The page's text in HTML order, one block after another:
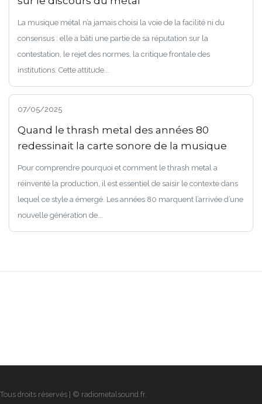
La musique métal n’a jamais choisi la voie de la facilité ni du
consensus : elle a bâti une partie de sa réputation sur la
contestation, le rejet des normes, la critique frontale des
institutions. Cette attitude...
07/05/2025
Quand le thrash metal des années 80
redessinait la carte sonore de la musique
Pour comprendre pourquoi et comment le thrash metal a
réinventé la production, il est essentiel de saisir le contexte dans
lequel ce style a émergé. Les années 80 marquent l’arrivée d’une
nouvelle génération de...
Tous droits réservés | © radiometalsound.fr.